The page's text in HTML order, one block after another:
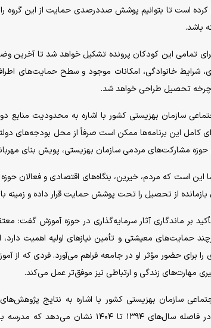
طراحی کرده است تا بتوانیم پوشش صددرصدی حمایت از این
باشد.
تمامی این کودکان پرونده تشکیل خواهد شد تا
شرایط خانوادگی، امکانات موجود و سطح حمایت‌های
چرخه تحصیل طراحی خواهد شد.
سازمان بهزیستی کشور با اشاره به محدودیت منابع
کامل این برنامه‌ها ممکن است صرفاً از محل بودجه‌های
حوزه مشارکت‌های مردمی سازمان بهزیستی، پویش بنای
این است که مردم، خیرین، بنگاه‌های اقتصادی و فعالان
از تحصیل را تحت پوشش حمایت قرار داده و زمینه
بر ماندگاری آثار سرمایه‌گذاری در حوزه آموزش گفت:
حمایت‌های معیشتی و تأمین نیاز‌های اولیه اهمیت
برای حضور مؤثر او در جامعه فراهم می‌آورد. فردی که از
مهارت‌های زندگی و ارتباطی نیز موفق‌تر عمل می‌کند.
سازمان بهزیستی کشور با اشاره به نتایج
سرمایه اجتماعی در فاصله سال‌های